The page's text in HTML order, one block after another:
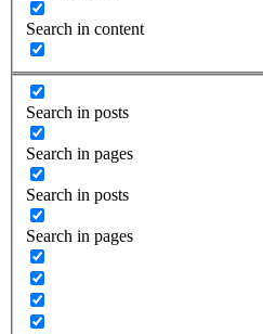
Search in content
Search in posts
Search in pages
Search in posts
Search in pages